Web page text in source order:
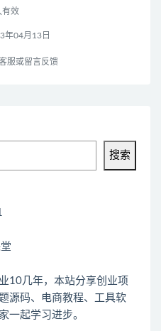
有效
年04月13日
服或留言反馈
搜索
10几年，本站分享创业项
源码、电商教程、工具软
一起学习进步。